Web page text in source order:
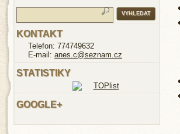
KONTAKT
Telefon: 774749632
E-mail: anes.c@seznam.cz
STATISTIKY
GOOGLE+